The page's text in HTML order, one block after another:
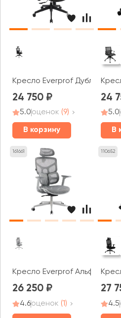
Кресло Everprof Дублин /
24 750
5.0оценок (9)
В корзину
24
5.0
В
161661
Кресло Everprof Альфа / Alfa
26 250
4.6оценок (1)
110652
27
4.5